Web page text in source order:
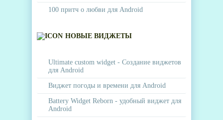
100 притч о любви для Android
НОВЫЕ ВИДЖЕТЫ
Ultimate custom widget - Создание виджетов
для Android
Виджет погоды и времени для Android
Battery Widget Reborn - удобный виджет для
Android